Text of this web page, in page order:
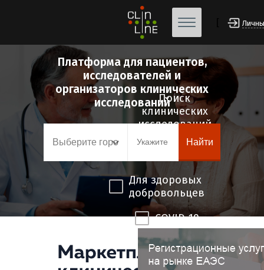
Платформа для пациентов,
исследователей и
организаторов клинических
исследованийПоиск
клинических
исследований
Найти
Для здоровых
добровольцев
COVID-19